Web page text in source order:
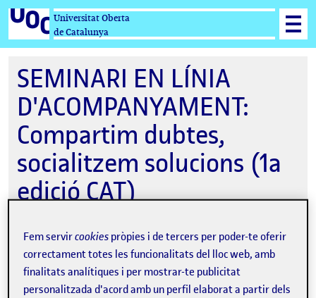
Universitat Oberta
de Catalunya
SEMINARI EN LÍNIA
D'ACOMPANYAMENT:
Compartim dubtes,
socialitzem solucions (1a
edició CAT)
08-06-2023 10:00
Online
Fem servircookies pròpies i de tercers per poder-te oferir
correctament totes les funcionalitats del lloc web, amb
finalitats analítiques i per mostrar-te publicitat
personalitzada d'acord amb un perfil elaborat a partir dels